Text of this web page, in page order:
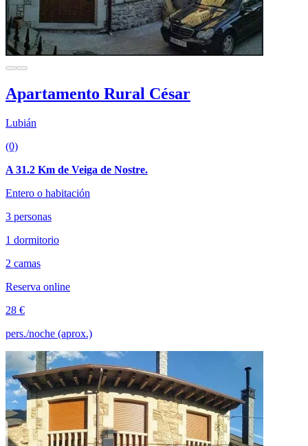
Apartamento Rural César
Lubián
(0)
A 31.2 Km de Veiga de Nostre.
Entero o habitación
3 personas
1 dormitorio
2 camas
Reserva online
28 €
pers./noche (aprox.)